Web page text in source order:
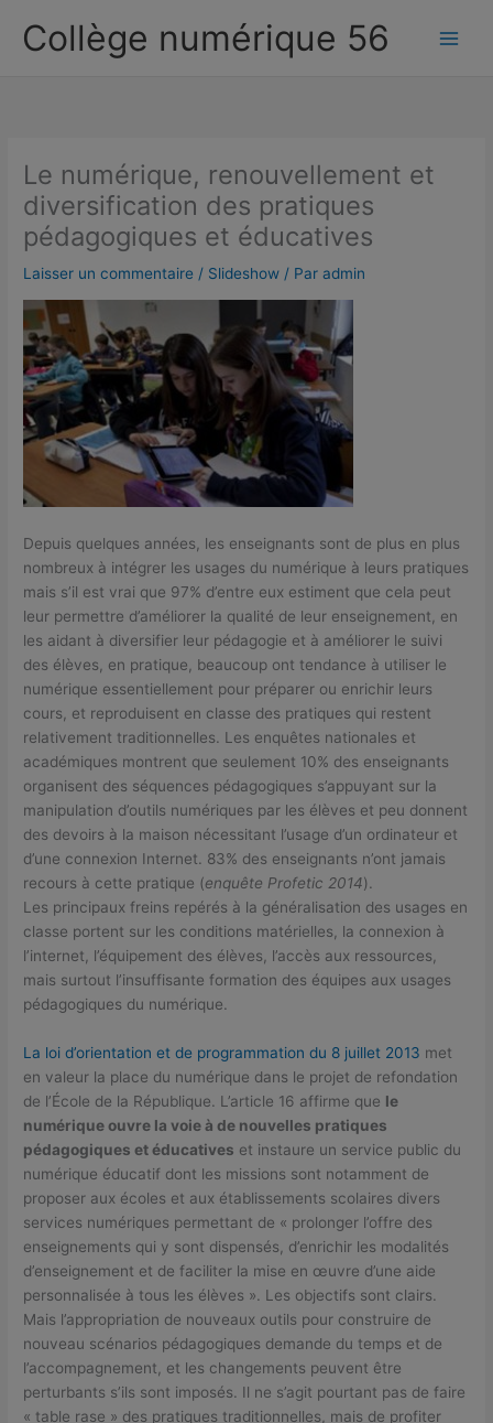
Collège numérique 56
Le numérique, renouvellement et
diversification des pratiques
pédagogiques et éducatives
Laisser un commentaire / Slideshow / Paradmin
Depuis quelques années, les enseignants sont de plus en plus
nombreux à intégrer les usages du numérique à leurs pratiques
mais s’il est vrai que 97% d’entre eux estiment que cela peut
leur permettre d’améliorer la qualité de leur enseignement, en
les aidant à diversifier leur pédagogie et à améliorer le suivi
des élèves, en pratique, beaucoup ont tendance à utiliser le
numérique essentiellement pour préparer ou enrichir leurs
cours, et reproduisent en classe des pratiques qui restent
relativement traditionnelles. Les enquêtes nationales et
académiques montrent que seulement 10% des enseignants
organisent des séquences pédagogiques s’appuyant sur la
manipulation d’outils numériques par les élèves et peu donnent
des devoirs à la maison nécessitant l’usage d’un ordinateur et
d’une connexion Internet. 83% des enseignants n’ont jamais
recours à cette pratique (enquête Profetic 2014).
Les principaux freins repérés à la généralisation des usages en
classe portent sur les conditions matérielles, la connexion à
l’internet, l’équipement des élèves, l’accès aux ressources,
mais surtout l’insuffisante formation des équipes aux usages
pédagogiques du numérique.
La loi d’orientation et de programmation du 8 juillet 2013 met
en valeur la place du numérique dans le projet de refondation
de l’École de la République. L’article 16 affirme que le
numérique ouvre la voie à de nouvelles pratiques
pédagogiques et éducatives et instaure un service public du
numérique éducatif dont les missions sont notamment de
proposer aux écoles et aux établissements scolaires divers
services numériques permettant de « prolonger l’offre des
enseignements qui y sont dispensés, d’enrichir les modalités
d’enseignement et de faciliter la mise en œuvre d’une aide
personnalisée à tous les élèves ». Les objectifs sont clairs.
Mais l’appropriation de nouveaux outils pour construire de
nouveau scénarios pédagogiques demande du temps et de
l’accompagnement, et les changements peuvent être
perturbants s’ils sont imposés. Il ne s’agit pourtant pas de faire
« table rase » des pratiques traditionnelles, mais de profiter